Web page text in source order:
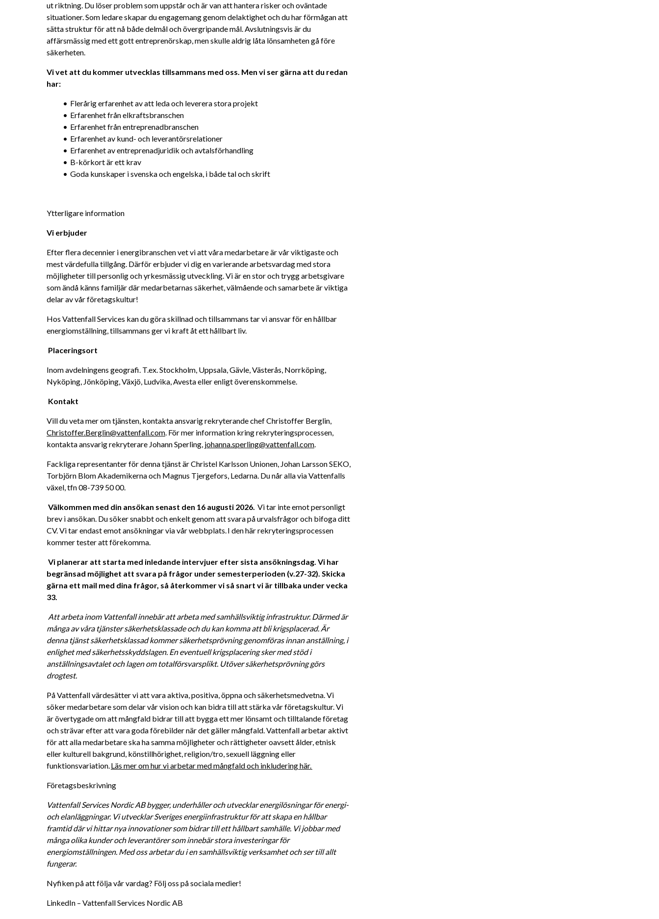
ut riktning. Du löser problem som uppstår och är van att hantera risker och oväntade
situationer. Som ledare skapar du engagemang genom delaktighet och du har förmågan att
sätta struktur för att nå både delmål och övergripande mål. Avslutningsvis är du
affärsmässig med ett gott entreprenörskap, men skulle aldrig låta lönsamheten gå före
säkerheten.
Vi vet att du kommer utvecklas tillsammans med oss. Men vi ser gärna att du redan
har:
Flerårig erfarenhet av att leda och leverera stora projekt
Erfarenhet från elkraftsbranschen
Erfarenhet från entreprenadbranschen
Erfarenhet av kund- och leverantörsrelationer
Erfarenhet av entreprenadjuridik och avtalsförhandling
B-körkort är ett krav
Goda kunskaper i svenska och engelska, i både tal och skrift
Ytterligare information
Vi erbjuder
Efter flera decennier i energibranschen vet vi att våra medarbetare är vår viktigaste och
mest värdefulla tillgång. Därför erbjuder vi dig en varierande arbetsvardag med stora
möjligheter till personlig och yrkesmässig utveckling. Vi är en stor och trygg arbetsgivare
som ändå känns familjär där medarbetarnas säkerhet, välmående och samarbete är viktiga
delar av vår företagskultur!
Hos Vattenfall Services kan du göra skillnad och tillsammans tar vi ansvar för en hållbar
energiomställning, tillsammans ger vi kraft åt ett hållbart liv.
Placeringsort
Inom avdelningens geografi. T.ex. Stockholm, Uppsala, Gävle, Västerås, Norrköping,
Nyköping, Jönköping, Växjö, Ludvika, Avesta eller enligt överenskommelse.
Kontakt
Christoffer.Berglin@vattenfall.com. För mer information kring rekryteringsprocessen,
kontakta ansvarig rekryterare Johann Sperling, johanna.sperling@vattenfall.com.
Fackliga representanter för denna tjänst är Christel Karlsson Unionen, Johan Larsson SEKO,
Torbjörn Blom Akademikerna och Magnus Tjergefors, Ledarna. Du når alla via Vattenfalls
växel, tfn 08-739 50 00.
Välkommen med din ansökan senast den 16 augusti 2026. Vi tar inte emot personligt
brev i ansökan. Du söker snabbt och enkelt genom att svara på urvalsfrågor och bifoga ditt
CV.Vi tar endast emot ansökningar via vår webbplats. I den här rekryteringsprocessen
kommer tester att förekomma.
Vi planerar att starta med inledande intervjuer efter sista ansökningsdag. Vi har
begränsad möjlighet att svara på frågor under semesterperioden (v.27-32). Skicka
gärna ett mail med dina frågor, så återkommer vi så snart vi är tillbaka under vecka
33.
Att arbeta inom Vattenfall innebär att arbeta med samhällsviktig infrastruktur. Därmed är
många av våra tjänster säkerhetsklassade och du kan komma att bli krigsplacerad. Är
denna tjänst säkerhetsklassad kommer säkerhetsprövning genomföras innan anställning, i
enlighet med säkerhetsskyddslagen. En eventuell krigsplacering sker med stöd i
anställningsavtalet och lagen om totalförsvarsplikt. Utöver säkerhetsprövning görs
drogtest.
På Vattenfall värdesätter vi att vara aktiva, positiva, öppna och säkerhetsmedvetna. Vi
söker medarbetare som delar vår vision och kan bidra till att stärka vår företagskultur. Vi
är övertygade om att mångfald bidrar till att bygga ett mer lönsamt och tilltalande företag
och strävar efter att vara goda förebilder när det gäller mångfald. Vattenfall arbetar aktivt
för att alla medarbetare ska ha samma möjligheter och rättigheter oavsett ålder, etnisk
eller kulturell bakgrund, könstillhörighet, religion/tro, sexuell läggning eller
funktionsvariation. Läs mer om hur vi arbetar med mångfald och inkludering här.
Företagsbeskrivning
Vattenfall Services Nordic AB bygger, underhåller och utvecklar energilösningar för energi-
och elanläggningar. Vi utvecklar Sveriges energiinfrastruktur för att skapa en hållbar
framtid där vi hittar nya innovationer som bidrar till ett hållbart samhälle. Vi jobbar med
många olika kunder och leverantörer som innebär stora investeringar för
energiomställningen. Med oss arbetar du i en samhällsviktig verksamhet och ser till allt
fungerar.
Nyfiken på att följa vår vardag? Följ oss på sociala medier!
LinkedIn – Vattenfall Services Nordic AB